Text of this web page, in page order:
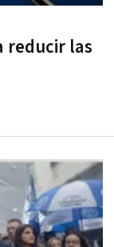
reducir las